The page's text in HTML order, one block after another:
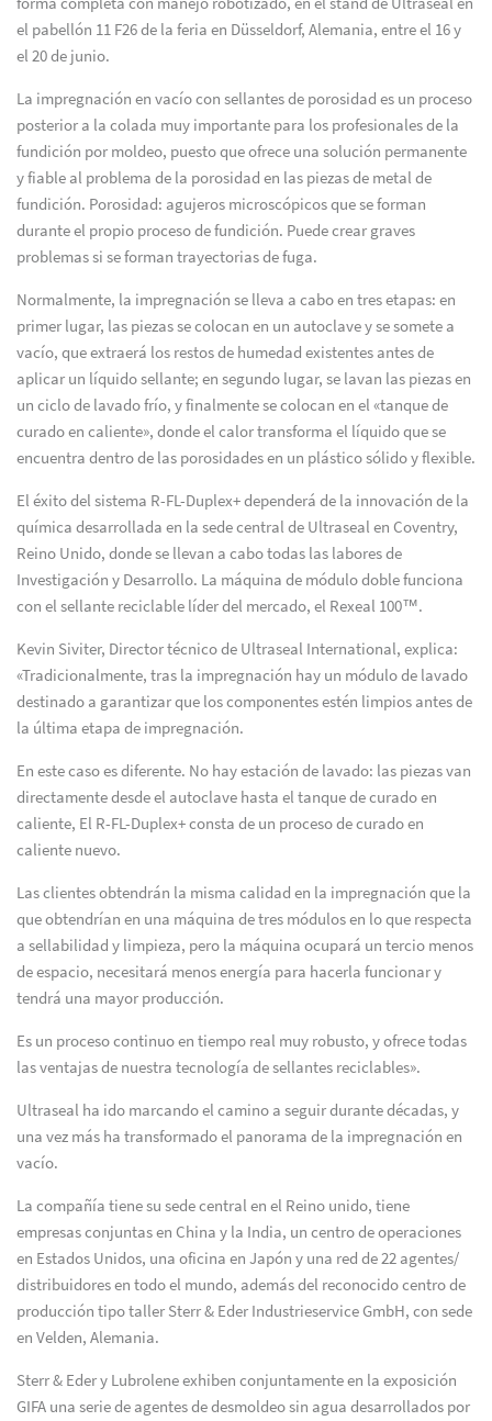
el pabellón 11 F26 de la feria en Düsseldorf, Alemania, entre el 16 y
el 20 de junio.
La impregnación en vacío con sellantes de porosidad es un proceso
posterior a la colada muy importante para los profesionales de la
fundición por moldeo, puesto que ofrece una solución permanente
y fiable al problema de la porosidad en las piezas de metal de
fundición. Porosidad: agujeros microscópicos que se forman
durante el propio proceso de fundición. Puede crear graves
problemas si se forman trayectorias de fuga.
Normalmente, la impregnación se lleva a cabo en tres etapas: en
primer lugar, las piezas se colocan en un autoclave y se somete a
vacío, que extraerá los restos de humedad existentes antes de
aplicar un líquido sellante; en segundo lugar, se lavan las piezas en
un ciclo de lavado frío, y finalmente se colocan en el «tanque de
curado en caliente», donde el calor transforma el líquido que se
encuentra dentro de las porosidades en un plástico sólido y flexible.
El éxito del sistema R-FL-Duplex+ dependerá de la innovación de la
química desarrollada en la sede central de Ultraseal en Coventry,
Reino Unido, donde se llevan a cabo todas las labores de
Investigación y Desarrollo. La máquina de módulo doble funciona
con el sellante reciclable líder del mercado, el Rexeal 100™.
Kevin Siviter, Director técnico de Ultraseal International, explica:
«Tradicionalmente, tras la impregnación hay un módulo de lavado
destinado a garantizar que los componentes estén limpios antes de
la última etapa de impregnación.
En este caso es diferente. No hay estación de lavado: las piezas van
directamente desde el autoclave hasta el tanque de curado en
caliente, El R-FL-Duplex+ consta de un proceso de curado en
caliente nuevo.
Las clientes obtendrán la misma calidad en la impregnación que la
que obtendrían en una máquina de tres módulos en lo que respecta
a sellabilidad y limpieza, pero la máquina ocupará un tercio menos
de espacio, necesitará menos energía para hacerla funcionar y
tendrá una mayor producción.
Es un proceso continuo en tiempo real muy robusto, y ofrece todas
las ventajas de nuestra tecnología de sellantes reciclables».
Ultraseal ha ido marcando el camino a seguir durante décadas, y
una vez más ha transformado el panorama de la impregnación en
vacío.
La compañía tiene su sede central en el Reino unido, tiene
empresas conjuntas en China y la India, un centro de operaciones
en Estados Unidos, una oficina en Japón y una red de 22 agentes/
distribuidores en todo el mundo, además del reconocido centro de
producción tipo taller Sterr & Eder Industrieservice GmbH, con sede
en Velden, Alemania.
Sterr & Eder y Lubrolene exhiben conjuntamente en la exposición
GIFA una serie de agentes de desmoldeo sin agua desarrollados por